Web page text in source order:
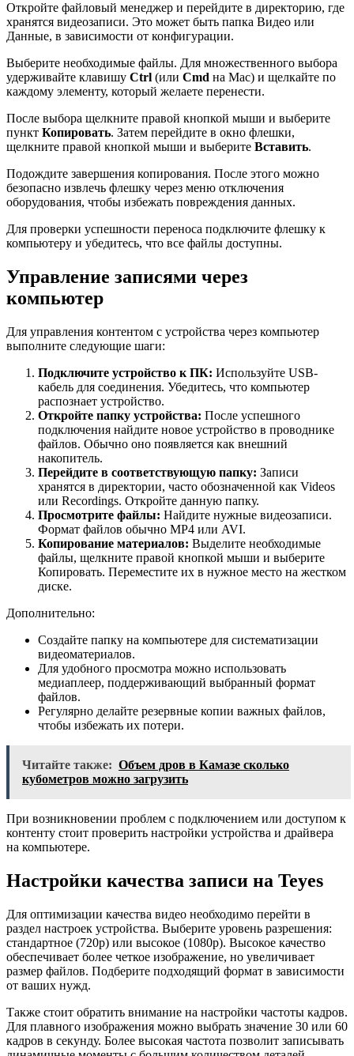
Откройте файловый менеджер и перейдите в директорию, где
хранятся видеозаписи. Это может быть папка Видео или
Данные, в зависимости от конфигурации.
Выберите необходимые файлы. Для множественного выбора
удерживайте клавишу Ctrl (или Cmd на Mac) и щелкайте по
каждому элементу, который желаете перенести.
После выбора щелкните правой кнопкой мыши и выберите
пункт Копировать. Затем перейдите в окно флешки,
щелкните правой кнопкой мыши и выберите Вставить.
Подождите завершения копирования. После этого можно
безопасно извлечь флешку через меню отключения
оборудования, чтобы избежать повреждения данных.
Для проверки успешности переноса подключите флешку к
компьютеру и убедитесь, что все файлы доступны.
Управление записями через
компьютер
Для управления контентом с устройства через компьютер
выполните следующие шаги:
Подключите устройство к ПК: Используйте USB-
кабель для соединения. Убедитесь, что компьютер
распознает устройство.
Откройте папку устройства: После успешного
подключения найдите новое устройство в проводнике
файлов. Обычно оно появляется как внешний
накопитель.
Перейдите в соответствующую папку: Записи
хранятся в директории, часто обозначенной как Videos
или Recordings. Откройте данную папку.
Просмотрите файлы: Найдите нужные видеозаписи.
Формат файлов обычно MP4 или AVI.
Копирование материалов: Выделите необходимые
файлы, щелкните правой кнопкой мыши и выберите
Копировать. Переместите их в нужное место на жестком
диске.
Дополнительно:
Создайте папку на компьютере для систематизации
видеоматериалов.
Для удобного просмотра можно использовать
медиаплеер, поддерживающий выбранный формат
файлов.
Регулярно делайте резервные копии важных файлов,
чтобы избежать их потери.
Читайте также: Объем дров в Камазе сколько
кубометров можно загрузить
При возникновении проблем с подключением или доступом к
контенту стоит проверить настройки устройства и драйвера
на компьютере.
Настройки качества записи на Teyes
Для оптимизации качества видео необходимо перейти в
раздел настроек устройства. Выберите уровень разрешения:
стандартное (720p) или высокое (1080p). Высокое качество
обеспечивает более четкое изображение, но увеличивает
размер файлов. Подберите подходящий формат в зависимости
от ваших нужд.
Также стоит обратить внимание на настройки частоты кадров.
Для плавного изображения можно выбрать значение 30 или 60
кадров в секунду. Более высокая частота позволит записывать